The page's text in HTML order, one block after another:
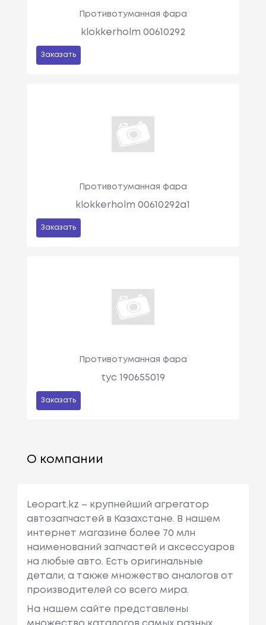
Противотуманная фара
klokkerholm 00610292
Заказать
Противотуманная фара
klokkerholm 00610292a1
Заказать
Противотуманная фара
tyc 190655019
Заказать
О компании
Leopart.kz – крупнейший агрегатор
автозапчастей в Казахстане. В нашем
интернет магазине более 70 млн
наименований запчастей и аксессуаров
на любые авто. Есть оригинальные
детали, а также множество аналогов от
производителей со всего мира.
На нашем сайте представлены